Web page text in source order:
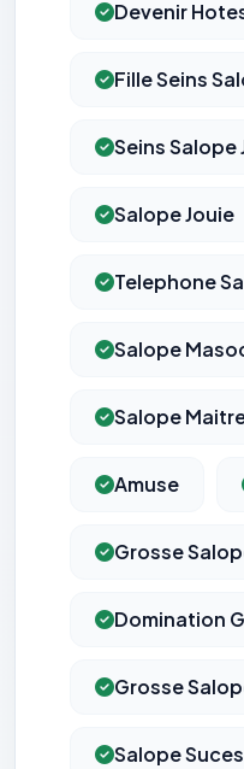
Devenir
Fille Seins
Seins Salope
Salope Jouie
Telephone
Salope
Salope
Amuse
Grosse
Domination
Grosse
Salope